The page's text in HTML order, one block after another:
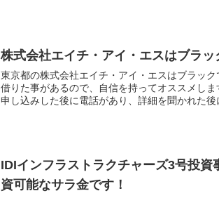
株式会社エイチ・アイ・エスはブラッ
東京都の株式会社エイチ・アイ・エスはブラッ
借りた事があるので、自信を持ってオススメし
申し込みした後に電話があり、詳細を聞かれた後
IDIインフラストラクチャーズ3号投
資可能なサラ金です！